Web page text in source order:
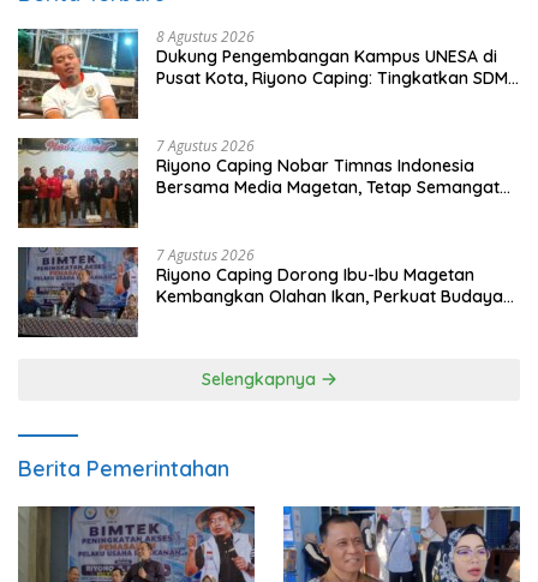
8 Agustus 2026
Dukung Pengembangan Kampus UNESA di
Pusat Kota, Riyono Caping: Tingkatkan SDM
7 Agustus 2026
Riyono Caping Nobar Timnas Indonesia
Bersama Media Magetan, Tetap Semangat
7 Agustus 2026
Riyono Caping Dorong Ibu-Ibu Magetan
Kembangkan Olahan Ikan, Perkuat Budaya
Selengkapnya
Berita Pemerintahan